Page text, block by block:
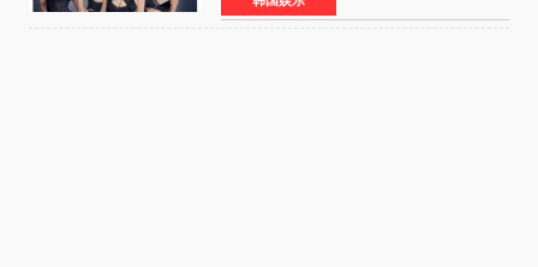
未为组合出道十周年做